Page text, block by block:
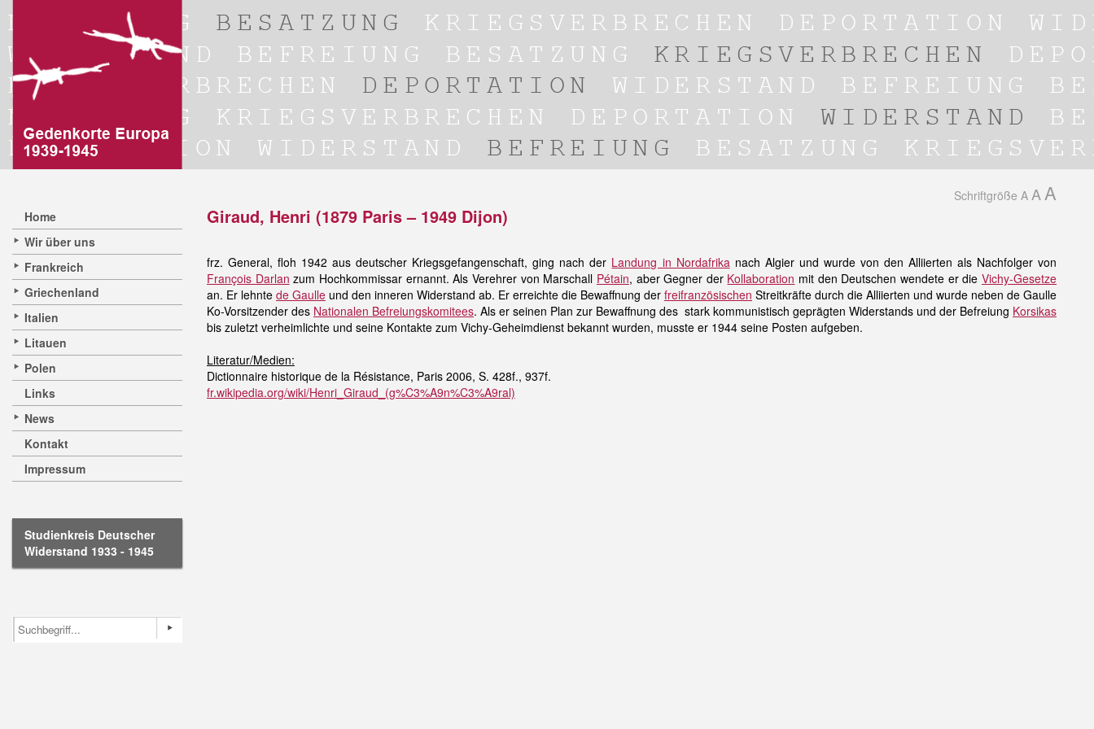
Home
Wir über uns
Frankreich
Griechenland
Italien
Litauen
Polen
Links
News
Kontakt
Impressum
Studienkreis Deutscher
Widerstand 1933 - 1945
Schriftgröße A A A
Giraud, Henri (1879 Paris – 1949 Dijon)
frz. General, floh 1942 aus deutscher Kriegsgefangenschaft, ging nach der Landung in Nordafrikanach Algier und wurde von den Alliierten als Nachfolger von
François Darlan zum Hochkommissar ernannt. Als Verehrer von Marschall Pétain, aber Gegner der Kollaboration mit den Deutschen wendete er dieVichy-Gesetze
an. Er lehnte de Gaulle und den inneren Widerstand ab. Er erreichte die Bewaffnung der freifranzösischen Streitkräfte durch die Alliierten und wurde neben de Gaulle
Ko-Vorsitzender des Nationalen Befreiungskomitees. Als er seinen Plan zur Bewaffnung des stark kommunistisch geprägten Widerstands und der Befreiung Korsikas
bis zuletzt verheimlichte und seine Kontakte zum Vichy-Geheimdienst bekannt wurden, musste er 1944 seine Posten aufgeben.
Literatur/Medien:
Dictionnaire historique de la Résistance, Paris 2006, S. 428f., 937f.
fr.wikipedia.org/wiki/Henri_Giraud_(g%C3%A9n%C3%A9ral)